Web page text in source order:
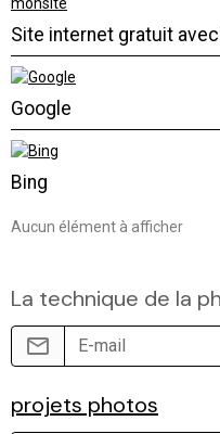
Site internet gratuit
Google
Bing
Aucun élément à afficher
La technique de la
projets photos